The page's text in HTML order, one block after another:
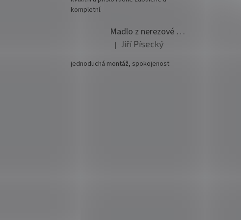
kompletní.
Madlo z nerezové oceli pr. 42,4mm komplet - model 0116 - 3000mm
Hodnocení produktu je 5 z 5 hvězdiček.
| Jiří Písecký
jednoduchá montáž, spokojenost